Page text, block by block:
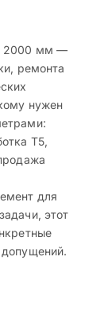
2000 мм —
ремонта
нужен
Т5,
для
этот